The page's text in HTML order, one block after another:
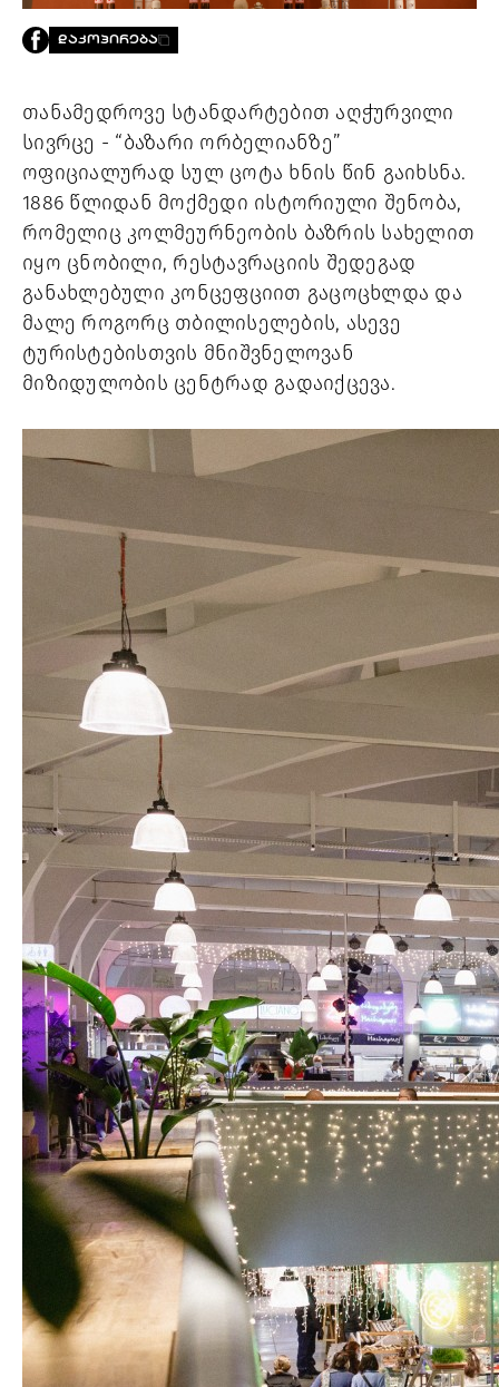
PROJECTS
TV
SHOP
ᲒᲐᲛᲝᲒᲕᲧᲔᲕᲘ
ᲙᲝᲜᲢᲐᲥᲢᲘ
INFO@HAMMOCKMAGAZINE.GE
ᲩᲕᲔᲜ
ᲨᲔᲡᲐᲮᲔᲑ
STUDIO
ᲓᲐᲙᲝᲞᲘᲠᲔᲑᲐ
თანამედროვე სტანდარტებით აღჭურვილი
სივრცე - “ბაზარი ორბელიანზე”
ოფიციალურად სულ ცოტა ხნის წინ გაიხსნა.
1886 წლიდან მოქმედი ისტორიული შენობა,
რომელიც კოლმეურნეობის ბაზრის სახელით
იყო ცნობილი, რესტავრაციის შედეგად
განახლებული კონცეფციით გაცოცხლდა და
მალე როგორც თბილისელების, ასევე
მიზიდულობის ცენტრად გადაიქცევა.